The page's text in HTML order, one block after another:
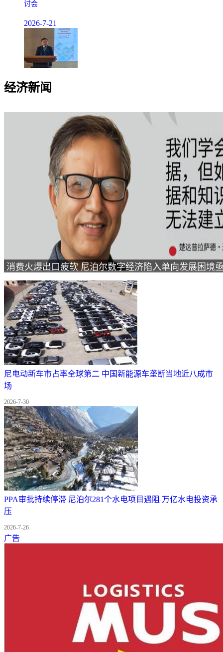
讨会
2026-7-21
经济新闻
消费火爆出口疲软 尼泊尔数字经济陷入单向发展困境
尼电动新车市占率全球第二 中国新能源车垄断当地近八成市
场
2026-7-30
PPA审批持续停滞 尼泊尔281个水电项目遇阻 万亿水电投资承
压
2026-7-26
广告